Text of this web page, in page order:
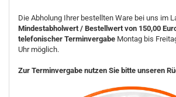
Die Abholung Ihrer bestellten Ware bei uns im
Mindestabholwert / Bestellwert von 150,00
telefonischer Terminvergabe Montag bis
Uhr möglich.
Zur Terminvergabe nutzen Sie bitte unseren